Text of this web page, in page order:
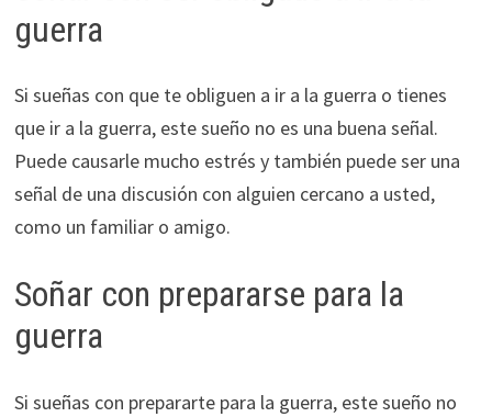
guerra
Si sueñas con que te obliguen a ir a la guerra o tienes
que ir a la guerra, este sueño no es una buena señal.
Puede causarle mucho estrés y también puede ser una
señal de una discusión con alguien cercano a usted,
como un familiar o amigo.
Soñar con prepararse para la
guerra
Si sueñas con prepararte para la guerra, este sueño no